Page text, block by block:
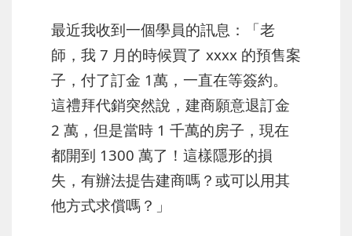
最近我收到一個學員的訊息：「老
師，我 7 月的時候買了 xxxx 的預售案
子，付了訂金 1萬，一直在等簽約。
這禮拜代銷突然說，建商願意退訂金
2 萬，但是當時 1 千萬的房子，現在
都開到 1300 萬了！這樣隱形的損
失，有辦法提告建商嗎？或可以用其
他方式求償嗎？」